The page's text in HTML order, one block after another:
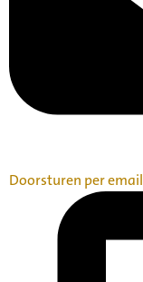
Doorsturen per email